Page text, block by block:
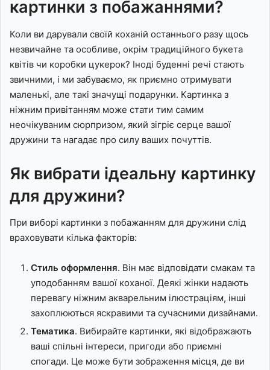
картинки з побажаннями?
Коли ви дарували своїй коханій останнього разу щось
незвичайне та особливе, окрім традиційного букета
квітів чи коробки цукерок? Іноді буденні речі стають
звичними, і ми забуваємо, як приємно отримувати
маленькі, але такі значущі подарунки. Картинка з
ніжним привітанням може стати тим самим
неочікуваним сюрпризом, який зігріє серце вашої
дружини та нагадає про силу ваших почуттів.
Як вибрати ідеальну картинку
для дружини?
При виборі картинки з побажанням для дружини слід
враховувати кілька факторів:
Стиль оформлення. Він має відповідати смакам та
уподобанням вашої коханої. Деякі жінки надають
перевагу ніжним акварельним ілюстраціям, інші
захоплюються яскравими та сучасними дизайнами.
Тематика. Вибирайте картинки, які відображають
ваші спільні інтереси, пригоди або приємні
спогади. Це може бути зображення місця, де ви